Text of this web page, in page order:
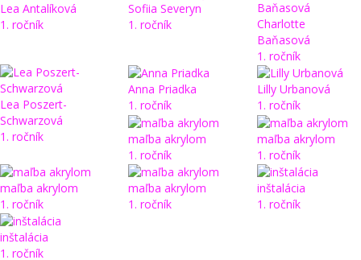
Lea Antalíková
1. ročník
Sofiia Severyn
1. ročník
Charlotte
Baňasová
1. ročník
Lea Poszert-
Schwarzová
1. ročník
Anna Priadka
1. ročník
Lilly Urbanová
1. ročník
maľba akrylom
1. ročník
maľba akrylom
1. ročník
maľba akrylom
1. ročník
maľba akrylom
1. ročník
inštalácia
1. ročník
inštalácia
1. ročník